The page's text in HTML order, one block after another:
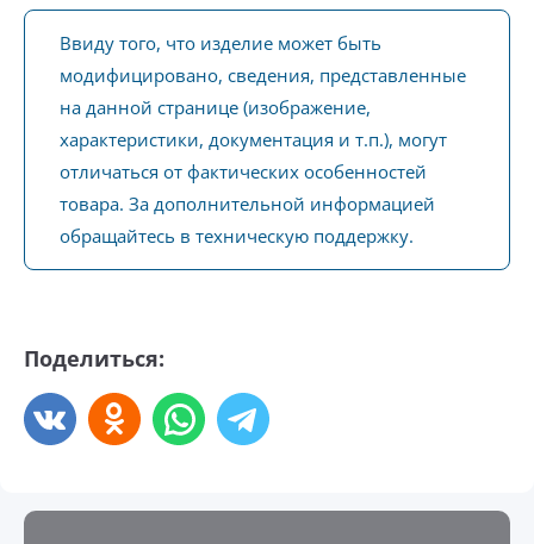
Ввиду того, что изделие может быть
модифицировано, сведения, представленные
на данной странице (изображение,
характеристики, документация и т.п.), могут
отличаться от фактических особенностей
товара. За дополнительной информацией
обращайтесь в техническую поддержку.
Поделиться: